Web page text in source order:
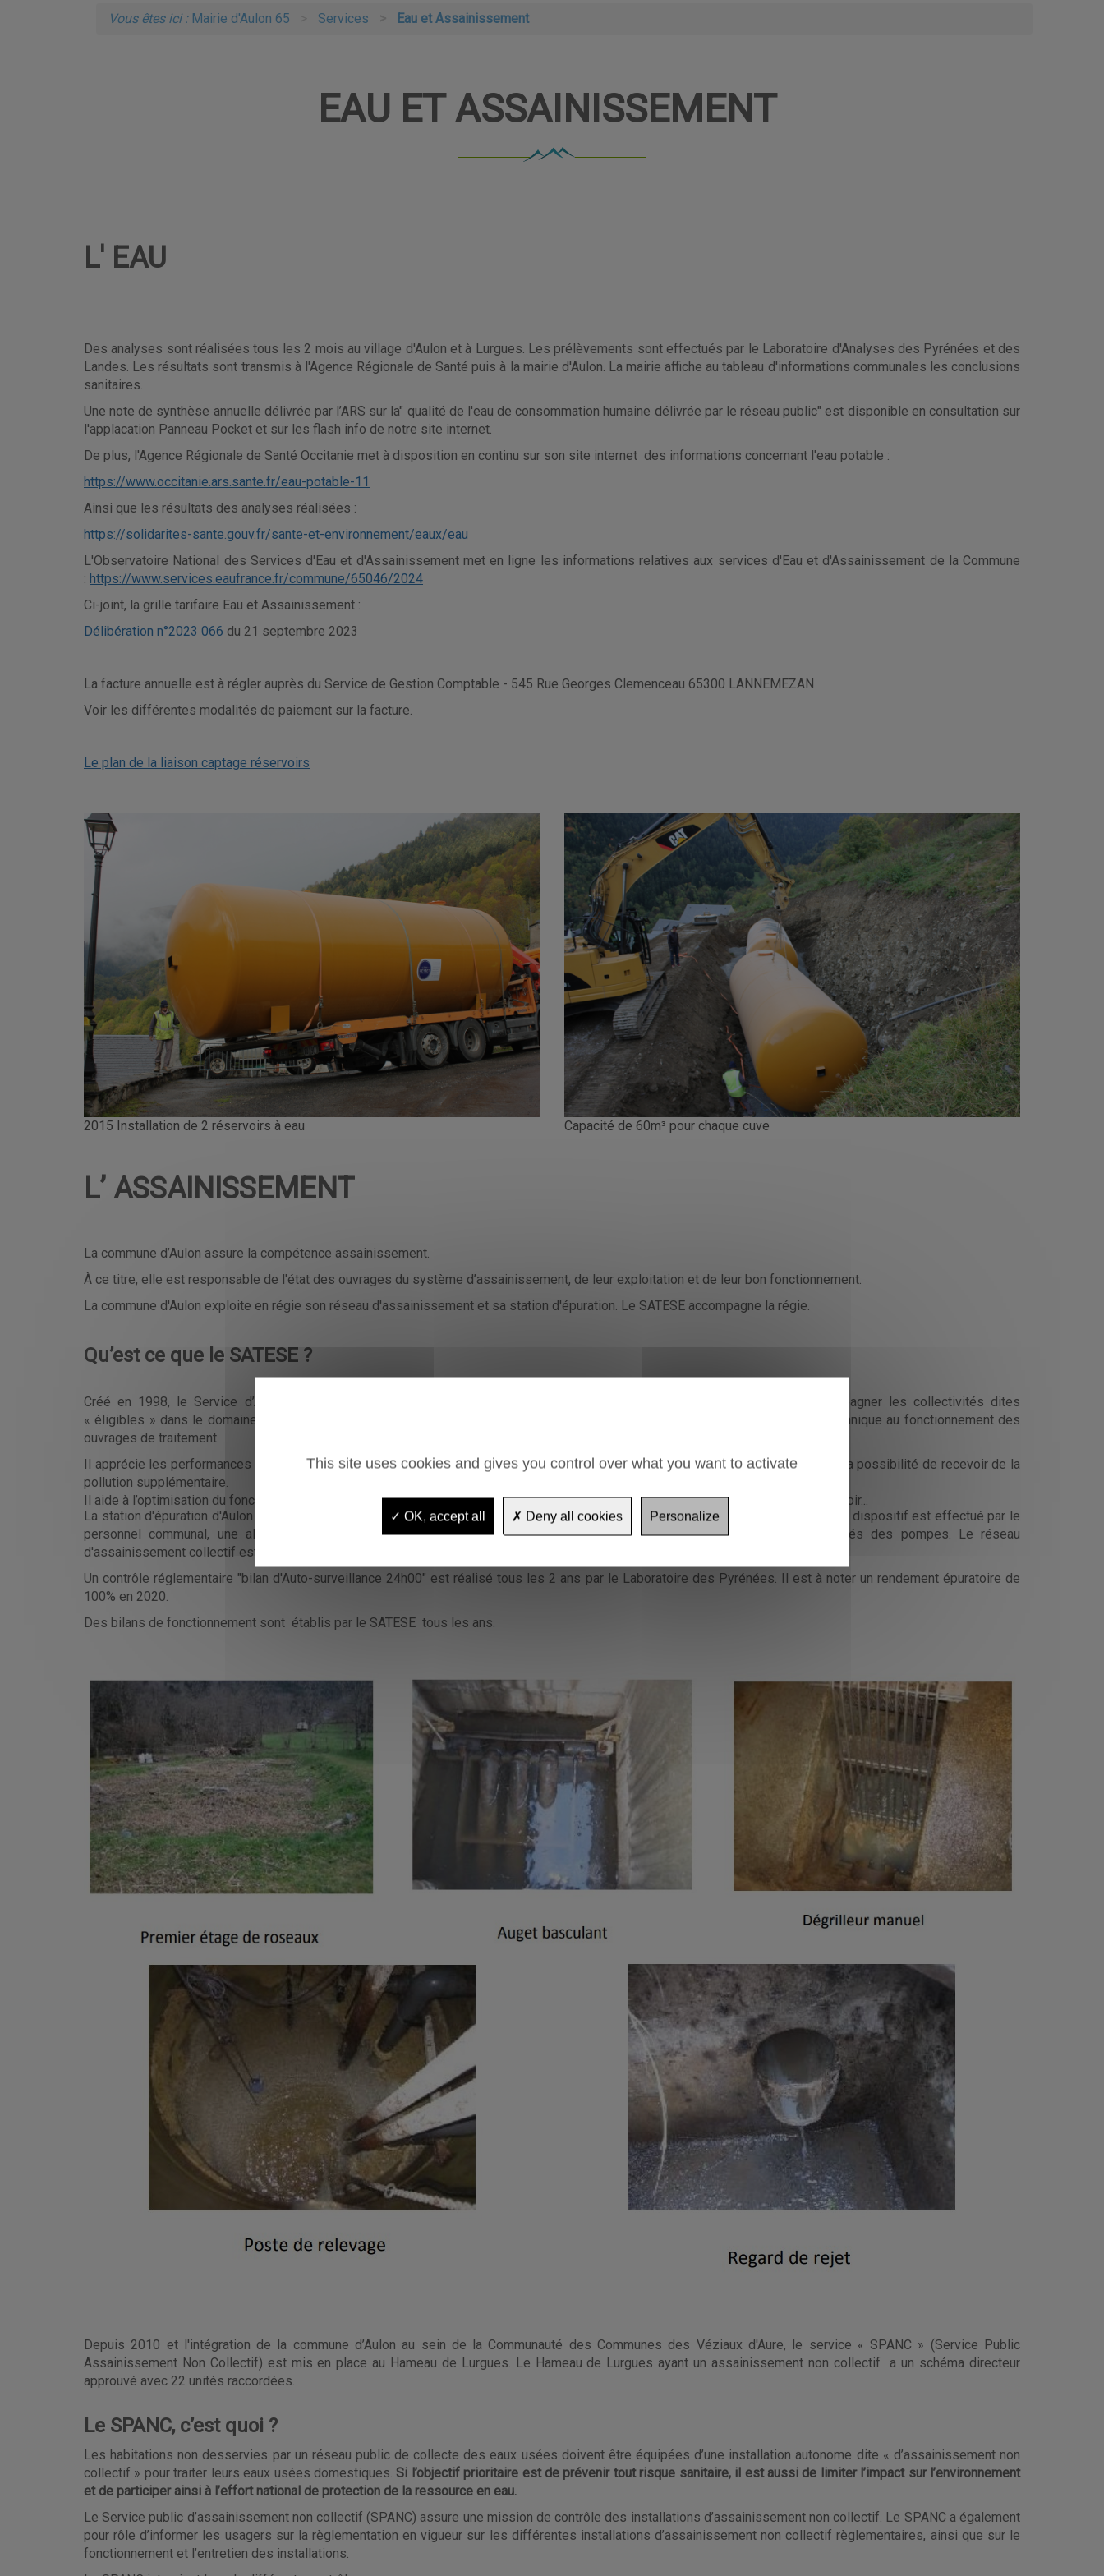
Vous êtes ici : Mairie d'Aulon 65 Services Eau et Assainissement
EAU ET ASSAINISSEMENT
L' EAU
Des analyses sont réalisées tous les 2 mois au village d'Aulon et à Lurgues. Les prélèvements sont effectués par le Laboratoire d'Analyses des Pyrénées et des
Landes. Les résultats sont transmis à l'Agence Régionale de Santé puis à la mairie d'Aulon. La mairie affiche au tableau d'informations communales les conclusions
sanitaires.
Une note de synthèse annuelle délivrée par l’ARS sur la" qualité de l'eau de consommation humaine délivrée par le réseau public" est disponible en consultation sur
l'applacation Panneau Pocket et sur les flash info de notre site internet.
De plus, l'Agence Régionale de Santé Occitanie met à disposition en continu sur son site internet des informations concernant l'eau potable :
https://www.occitanie.ars.sante.fr/eau-potable-11
Ainsi que les résultats des analyses réalisées :
https://solidarites-sante.gouv.fr/sante-et-environnement/eaux/eau
L'Observatoire National des Services d'Eau et d'Assainissement met en ligne les informations relatives aux services d'Eau et d'Assainissement de la Commune
: https://www.services.eaufrance.fr/commune/65046/2024
Ci-joint, la grille tarifaire Eau et Assainissement :
Délibération n°2023 066 du 21 septembre 2023
La facture annuelle est à régler auprès du Service de Gestion Comptable - 545 Rue Georges Clemenceau 65300 LANNEMEZAN
Voir les différentes modalités de paiement sur la facture.
Le plan de la liaison captage réservoirs
2015 Installation de 2 réservoirs à eau Capacité de 60m³ pour chaque cuve
L’ ASSAINISSEMENT
La commune d’Aulon assure la compétence assainissement.
À ce titre, elle est responsable de l'état des ouvrages du système d’assainissement, de leur exploitation et de leur bon fonctionnement.
La commune d'Aulon exploite en régie son réseau d'assainissement et sa station d'épuration. Le SATESE accompagne la régie.
Qu’est ce que le SATESE ?
Créé en 1998, le Service d’Assistance Technique à l’exploitation des Stations d’Epuration (SATESE) a pour mission d’accompagner les collectivités dites
« éligibles » dans le domaine de l’assainissement collectif, depuis l’assistance à l’élaboration des projets jusqu’à l’assistance technique au fonctionnement des
ouvrages de traitement.
Il apprécie les performances épuratoires de la station d’épuration grâce aux données de l’autosurveillance réglementaire et évalue la possibilité de recevoir de la
pollution supplémentaire.
Il aide à l’optimisation du fonctionnement des ouvrages au travers de conseils d’exploitation (réglages, entretien, équipements à prévoir...
La station d'épuration d'Aulon a été mise en service en 2001, fonctionne par filtres plantés de roseaux.Un contrôle hebdomadaire du dispositif est effectué par le
personnel communal, une alternance des bassins est réalisé ainsi qu'un contrôle du fonctionnement des bachées et relevés des pompes.
Le réseau
d'assainissement collectif est de type séparatif gravitaire d'une longueur de 2,9 km.
Un contrôle réglementaire "bilan d'Auto-surveillance 24h00" est réalisé tous les 2 ans par le Laboratoire des Pyrénées. Il est à noter un rendement épuratoire de
100% en 2020.
Des bilans de fonctionnement sont établis par le SATESE tous les ans.
Depuis 2010 et l'intégration de la commune d’Aulon au sein de la Communauté des Communes des Véziaux d'Aure, le service « SPANC » (Service Public
Assainissement Non Collectif) est mis en place au Hameau de Lurgues. Le Hameau de Lurgues ayant un assainissement non collectif a un schéma directeur
approuvé avec 22 unités raccordées.
Le SPANC, c’est quoi ?
Les habitations non desservies par un réseau public de collecte des eaux usées doivent être équipées d’une installation autonome dite « d’assainissement non
collectif » pour traiter leurs eaux usées domestiques. Si l’objectif prioritaire est de prévenir tout risque sanitaire, il est aussi de limiter l’impact sur l’environnement
et de participer ainsi à l’effort national de protection de la ressource en eau.
Le Service public d’assainissement non collectif (SPANC) assure une mission de contrôle des installations d’assainissement non collectif. Le SPANC a également
pour rôle d’informer les usagers sur la règlementation en vigueur sur les différentes installations d’assainissement non collectif règlementaires, ainsi que sur le
fonctionnement et l’entretien des installations.
This site uses cookies and gives you control over what you want to activate
OK, accept all Deny all cookies Personalize